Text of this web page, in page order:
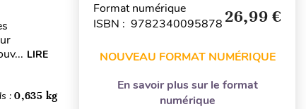
LIRE
:0,635 kg
Format numérique
ISBN : 9782340095878 26,99 €
NOUVEAU FORMAT NUMÉRIQUE
En savoir plus sur le format
numérique